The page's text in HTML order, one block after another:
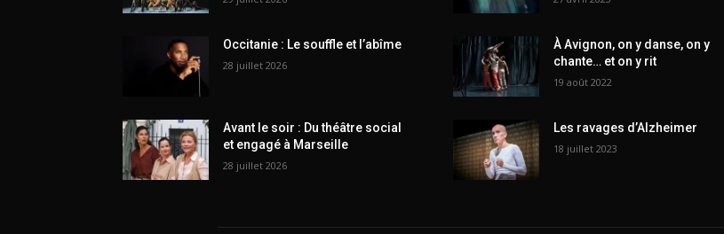
Occitanie : Le souffle et l’abîme
28 juillet 2026
Avant le soir : Du théâtre social
et engagé à Marseille
28 juillet 2026
À Avignon, on y danse, on y
chante… et on y rit
19 août 2022
Les ravages d’Alzheimer
18 juillet 2023